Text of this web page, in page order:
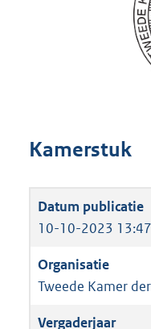
Kamerstuk
10-10-2023 13:47
Tweede Kamer